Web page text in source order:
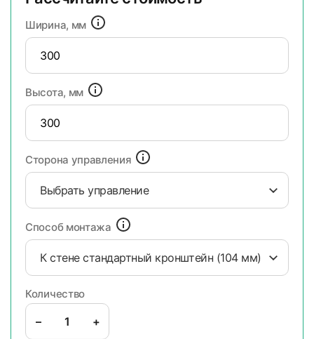
Ширина, мм
Высота, мм
Сторона управления
Выбрать управление
Способ монтажа
К стене стандартный кронштейн (104 мм)
Количество
– +